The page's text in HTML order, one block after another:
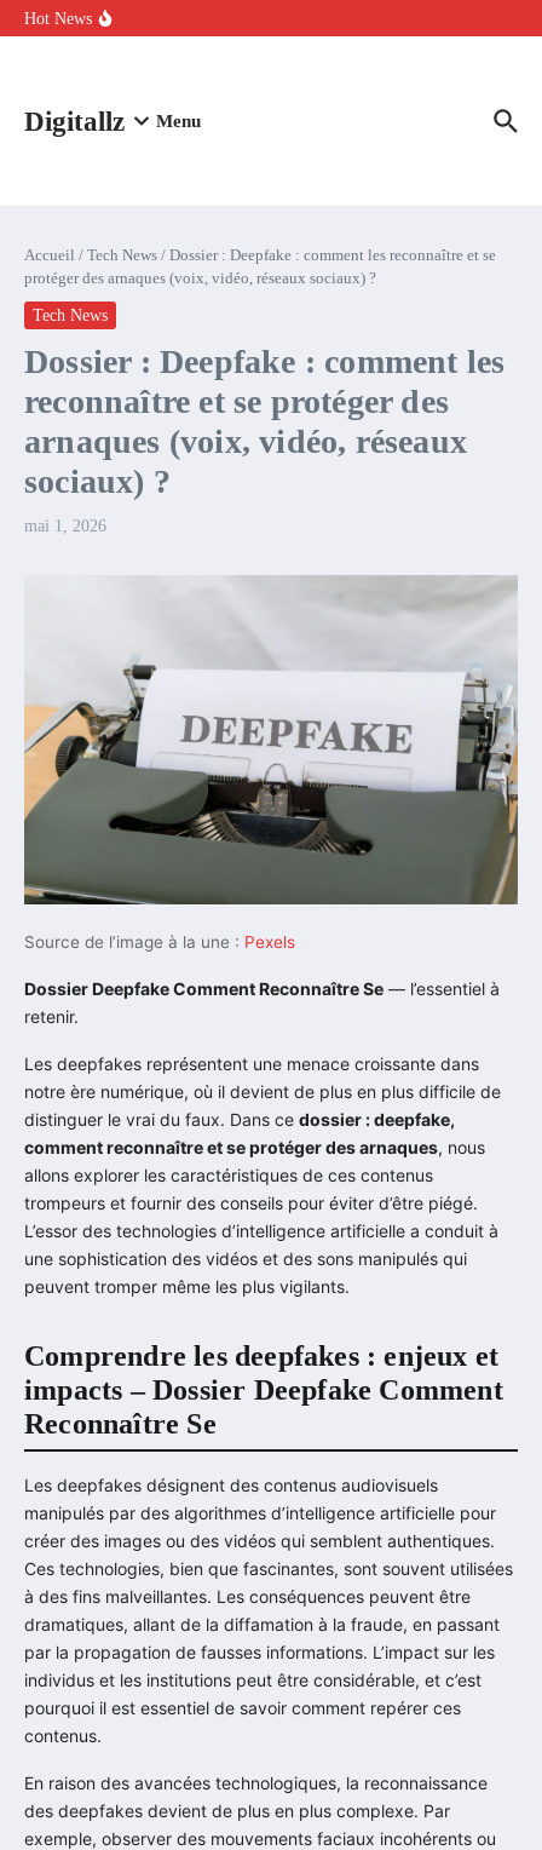
Aller au contenu
Hot News
Comment l’IA simplifie la data de caisse pour la transformer en
Digitallz Menu
Accueil / Tech News / Dossier : Deepfake : comment les reconnaître et se
protéger des arnaques (voix, vidéo, réseaux sociaux) ?
Tech News
Dossier : Deepfake : comment les
reconnaître et se protéger des
arnaques (voix, vidéo, réseaux
sociaux) ?
mai 1, 2026
Source de l’image à la une : Pexels
Dossier Deepfake Comment Reconnaître Se — l’essentiel à
retenir.
Les deepfakes représentent une menace croissante dans
notre ère numérique, où il devient de plus en plus difficile de
distinguer le vrai du faux. Dans ce dossier : deepfake,
comment reconnaître et se protéger des arnaques, nous
allons explorer les caractéristiques de ces contenus
trompeurs et fournir des conseils pour éviter d’être piégé.
L’essor des technologies d’intelligence artificielle a conduit à
une sophistication des vidéos et des sons manipulés qui
peuvent tromper même les plus vigilants.
Comprendre les deepfakes : enjeux et
impacts – Dossier Deepfake Comment
Reconnaître Se
Les deepfakes désignent des contenus audiovisuels
manipulés par des algorithmes d’intelligence artificielle pour
créer des images ou des vidéos qui semblent authentiques.
Ces technologies, bien que fascinantes, sont souvent utilisées
à des fins malveillantes. Les conséquences peuvent être
dramatiques, allant de la diffamation à la fraude, en passant
par la propagation de fausses informations. L’impact sur les
individus et les institutions peut être considérable, et c’est
pourquoi il est essentiel de savoir comment repérer ces
contenus.
En raison des avancées technologiques, la reconnaissance
des deepfakes devient de plus en plus complexe. Par
exemple, observer des mouvements faciaux incohérents ou